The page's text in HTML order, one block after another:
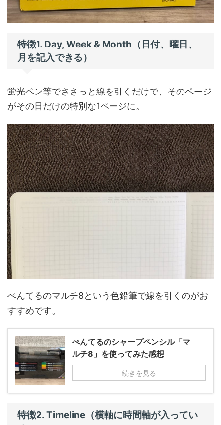
特徴1. Day, Week & Month（日付、曜日、
月を記入できる）
蛍光ペン等でささっと線を引くだけで、そのページ
がその日だけの特別な1ページに。
ぺんてるのマルチ8という色鉛筆で線を引くのがお
すすめです。
ぺんてるのシャープペンシル「マ
ルチ8」を使ってみた感想
続きを見る
特徴2. Timeline（横軸に時間軸が入ってい